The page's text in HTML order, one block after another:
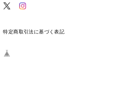
特定商取引法に基づく表記